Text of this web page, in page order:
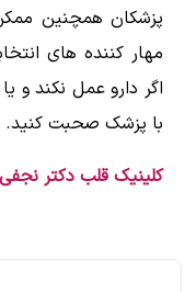
پزشکان همچنین
مهار کننده های
اگر دارو عمل نکند و
با پزشک صحبت کنید.
کلینیک قلب دکتر